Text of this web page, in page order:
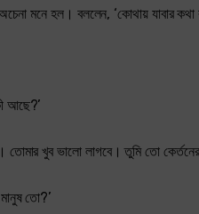
মনে হল। বললেন, ‘কোথায় যাবার কথা
আছে?’
খুব ভালো লাগবে। তুমি তো
তো?’